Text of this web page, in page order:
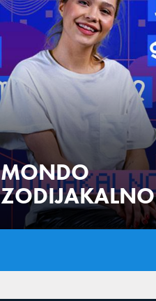
MONDO
ZODIJAKALNO